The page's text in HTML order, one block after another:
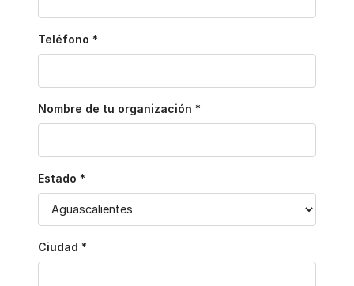
Teléfono *
Nombre de tu organización *
Estado *
Ciudad *